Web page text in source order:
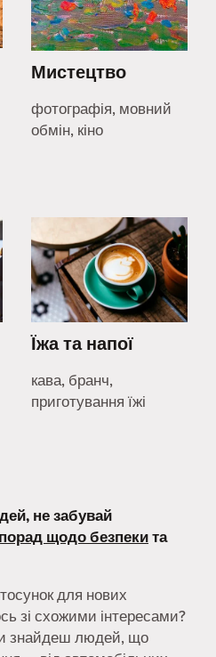
Мистецтво
фотографія, мовний
обмін, кіно
Їжа та напої
кава, бранч,
приготування їжі
не забувай
порад щодо безпекита
для нових
зі схожими інтересами?
знайдеш людей, що